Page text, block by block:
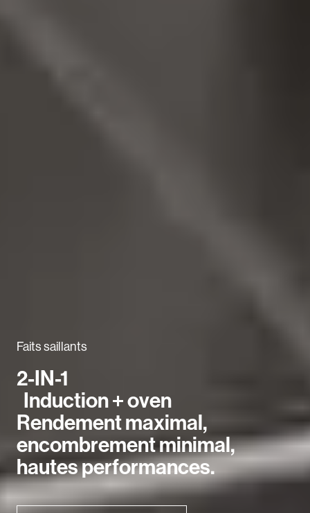
Faits saillants
2-IN-1
Induction + oven
Rendement maximal,
encombrement minimal,
hautes performances.